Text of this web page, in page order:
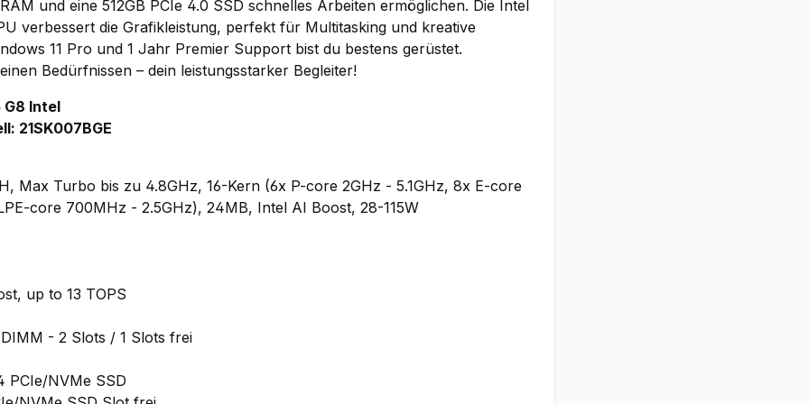
und eine 512GB PCIe 4.0 SSD schnelles Arbeiten ermöglichen. Die Intel
verbessert die Grafikleistung, perfekt für Multitasking und kreative
11 Pro und 1 Jahr Premier Support bist du bestens gerüstet.
Bedürfnissen – dein leistungsstarker Begleiter!
G8 Intel
21SK007BGE
Max Turbo bis zu 4.8GHz, 16-Kern (6x P-core 2GHz - 5.1GHz, 8x E-core
core 700MHz - 2.5GHz), 24MB, Intel AI Boost, 28-115W
up to 13 TOPS
- 2 Slots / 1 Slots frei
PCIe/NVMe SSD